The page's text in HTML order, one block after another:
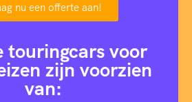
nu een offerte aan!
touringcars voor
zijn voorzien
van: